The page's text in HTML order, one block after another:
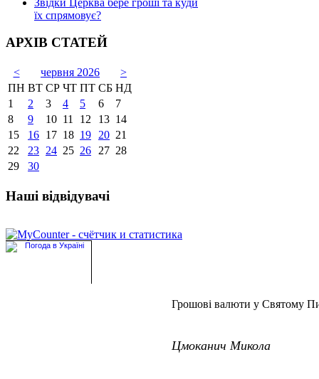
їх спрямовує?
АРХІВ СТАТЕЙ
< червня 2026
>
ПН ВТ СР ЧТ ПТ СБ НД
1
2 3 4 5 6
7
8
9 10 11 12 13 14
15
16 17 18 19 20 21
22
23 24 25 26 27 28
29
30
Наші відвідувачі
Грошові валюти у Святому
Цмоканич Микола